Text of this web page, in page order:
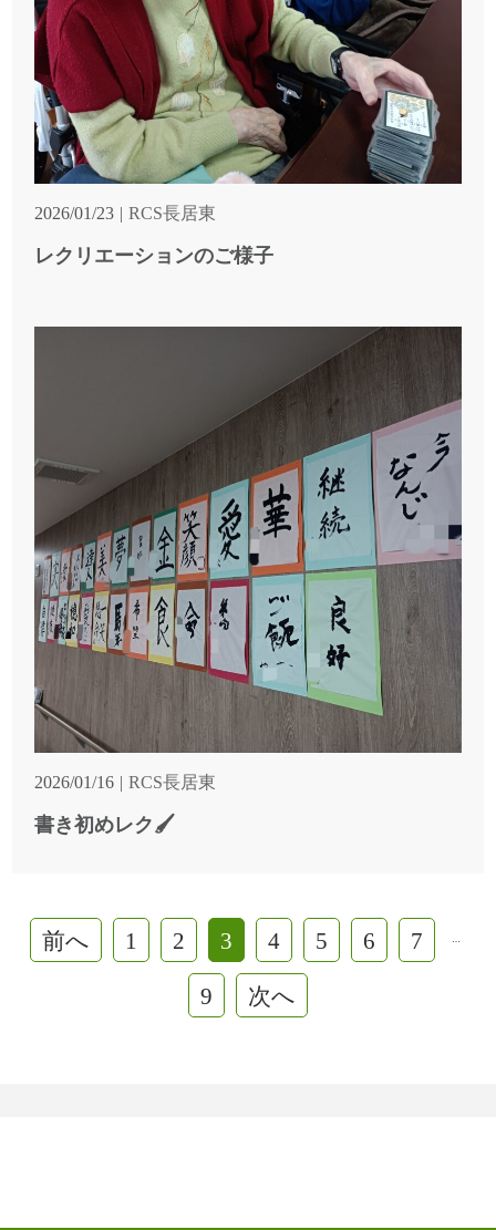
2026/01/23 RCS長居東
レクリエーションのご様子
2026/01/16 RCS長居東
書き初めレク🖌
前へ 1 2 3 4 5 6 7 …
9 次へ